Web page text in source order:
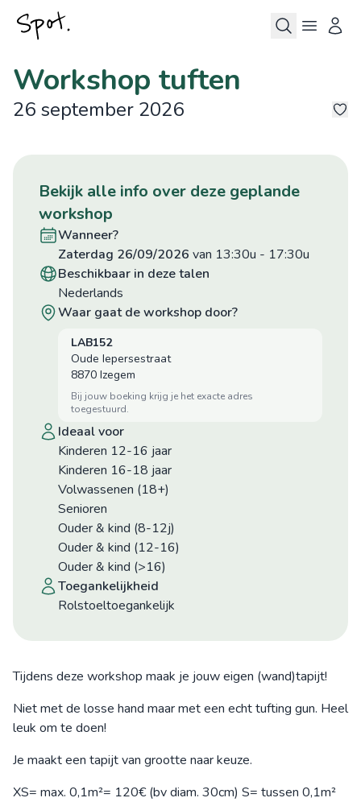
Workshop tuften
26 september 2026
bekijk alle info over deze geplande
workshop
wanneer?
zaterdag 26/09/2026 van 13:30u - 17:30u
beschikbaar in deze talen
Nederlands
waar gaat de workshop door?
LAB152
Oude Iepersestraat
8870 Izegem
bij jouw boeking krijg je het exacte adres
toegestuurd.
ideaal voor
Kinderen 12-16 jaar
Kinderen 16-18 jaar
Volwassenen (18+)
Senioren
Ouder & kind (8-12j)
Ouder & kind (12-16)
Ouder & kind (>16)
toegankelijkheid
Rolstoeltoegankelijk
Tijdens deze workshop maak je jouw eigen (wand)tapijt!
Niet met de losse hand maar met een echt tufting gun. Heel
leuk om te doen!
Je maakt een tapijt van grootte naar keuze.
XS= max. 0,1m²= 120€ (bv diam. 30cm) S= tussen 0,1m²